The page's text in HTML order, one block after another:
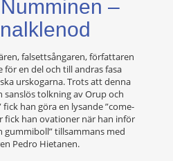
–
falsettsångaren, författaren
en del och till andras fasa
urskogarna. Trots att denna
tolkning av Orup och
han göra en lysande ”come-
fick han ovationer när han inför
gummiboll” tillsammans med
Pedro Hietanen.